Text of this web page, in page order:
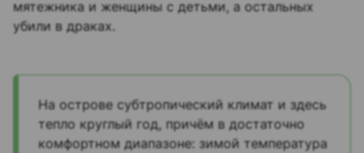
мятежника и женщины с детьми, а остальных
убили в драках.
На острове субтропический климат и здесь
тепло круглый год, причём в достаточно
комфортном диапазоне: зимой температура